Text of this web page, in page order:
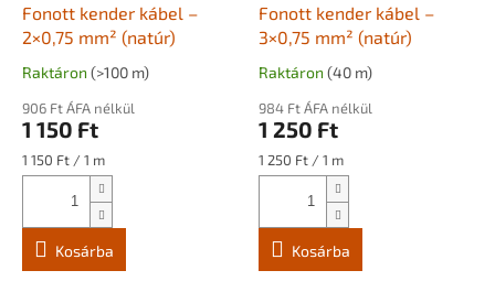
Fonott kender kábel –
2×0,75 mm² (natúr)
Raktáron (>100 m)
906 Ft ÁFA nélkül
1 150 Ft
Egységár:
1 150 Ft / 1 m
Kosárba
Fonott kender kábel –
3×0,75 mm² (natúr)
Raktáron (40 m)
984 Ft ÁFA nélkül
1 250 Ft
Egységár:
1 250 Ft / 1 m
Kosárba